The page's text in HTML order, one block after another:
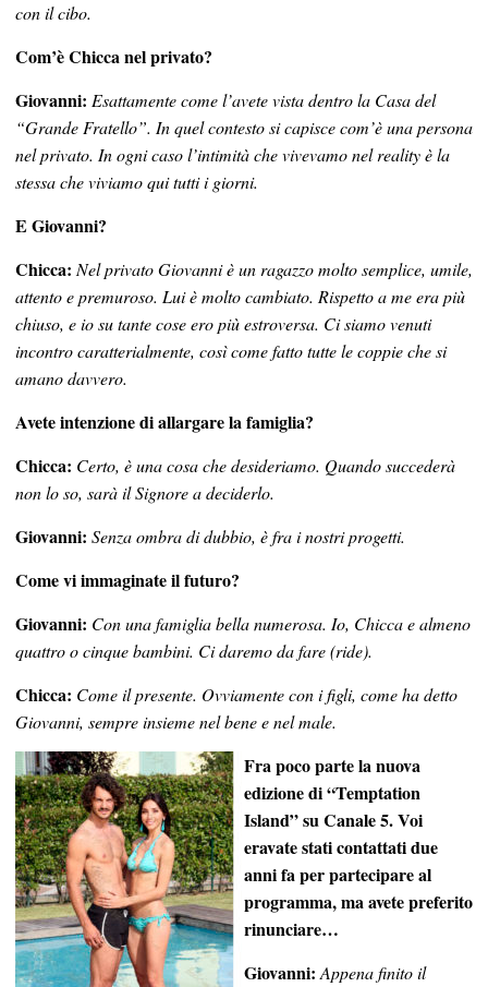
con il cibo.
Com’è Chicca nel privato?
Giovanni: Esattamente come l’avete vista dentro la Casa del
“Grande Fratello”. In quel contesto si capisce com’è una persona
nel privato. In ogni caso l’intimità che vivevamo nel reality è la
stessa che viviamo qui tutti i giorni.
E Giovanni?
Chicca: Nel privato Giovanni è un ragazzo molto semplice, umile,
attento e premuroso. Lui è molto cambiato. Rispetto a me era più
chiuso, e io su tante cose ero più estroversa. Ci siamo venuti
incontro caratterialmente, così come fatto tutte le coppie che si
amano davvero.
Avete intenzione di allargare la famiglia?
Chicca: Certo, è una cosa che desideriamo. Quando succederà
non lo so, sarà il Signore a deciderlo.
Giovanni: Senza ombra di dubbio, è fra i nostri progetti.
Come vi immaginate il futuro?
Giovanni: Con una famiglia bella numerosa. Io, Chicca e almeno
quattro o cinque bambini. Ci daremo da fare (ride).
Chicca: Come il presente. Ovviamente con i figli, come ha detto
Giovanni, sempre insieme nel bene e nel male.
Fra poco parte la nuova
edizione di “Temptation
Island” su Canale 5. Voi
eravate stati contattati due
anni fa per partecipare al
programma, ma avete preferito
rinunciare…
Giovanni: Appena finito il